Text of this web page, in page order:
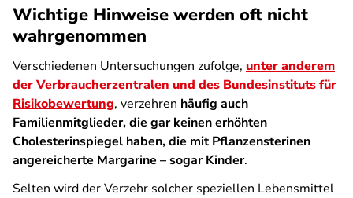
Wichtige Hinweise werden oft nicht
wahrgenommen
Verschiedenen Untersuchungen zufolge, unter anderem
der Verbraucherzentralen und des Bundesinstituts für
Risikobewertung, verzehren häufig auch
Familienmitglieder, die gar keinen erhöhten
Cholesterinspiegel haben, die mit Pflanzensterinen
angereicherte Margarine – sogar Kinder.
Selten wird der Verzehr solcher speziellen Lebensmittel